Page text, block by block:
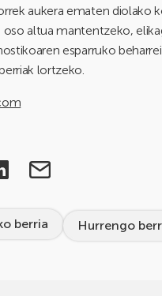
aukera ematen diolako
oso altua mantentzeko,
esparruko
lortzeko.
berria Hurrengo